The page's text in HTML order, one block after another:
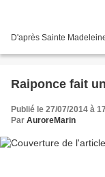
D'après Sainte
Raiponce fait
Publié le 27/07/2014 à
Par AuroreMarin